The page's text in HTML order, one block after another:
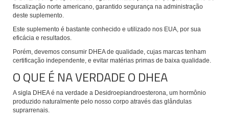
fiscalização norte americano, garantido segurança na administração
deste suplemento.
Este suplemento é bastante conhecido e utilizado nos EUA, por sua
eficácia e resultados.
Porém, devemos consumir DHEA de qualidade, cujas marcas tenham
certificação independente, e evitar matérias primas de baixa qualidade.
O QUE É NA VERDADE O DHEA
A sigla DHEA é na verdade a Desidroepiandroesterona, um hormônio
produzido naturalmente pelo nosso corpo através das glândulas
suprarrenais.